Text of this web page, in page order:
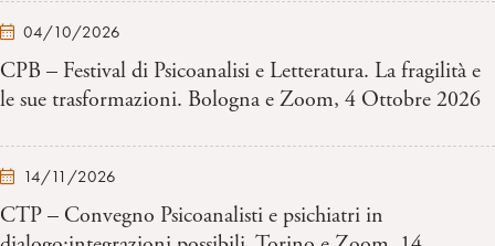
04/10/2026
CPB – Festival di Psicoanalisi e Letteratura. La fragilità e
le sue trasformazioni. Bologna e Zoom, 4 Ottobre 2026
14/11/2026
CTP – Convegno Psicoanalisti e psichiatri in